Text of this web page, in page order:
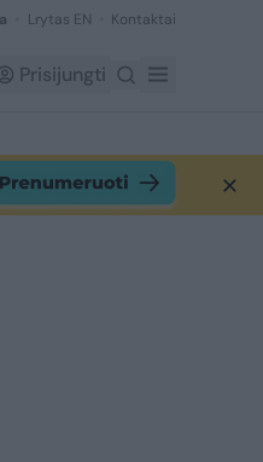
Lrytas EN Kontaktai
Prisijungti